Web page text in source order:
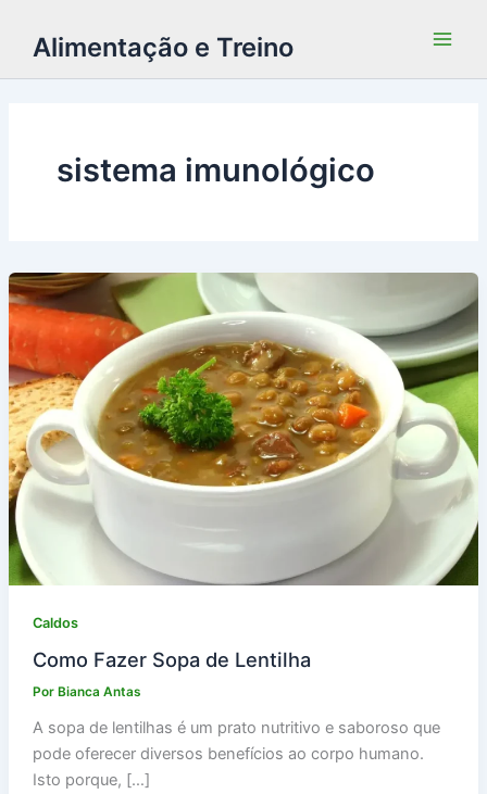
Alimentação e Treino
sistema imunológico
Caldos
Como Fazer Sopa de Lentilha
Por Bianca Antas
A sopa de lentilhas é um prato nutritivo e saboroso que
pode oferecer diversos benefícios ao corpo humano.
Isto porque, […]